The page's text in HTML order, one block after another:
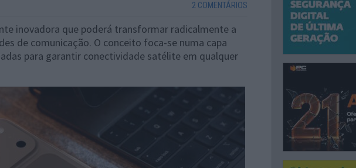
2 COMENTÁRIOS
inovadora que poderá transformar radicalmente a
de comunicação. O conceito foca-se numa capa
para garantir conectividade satélite em qualquer